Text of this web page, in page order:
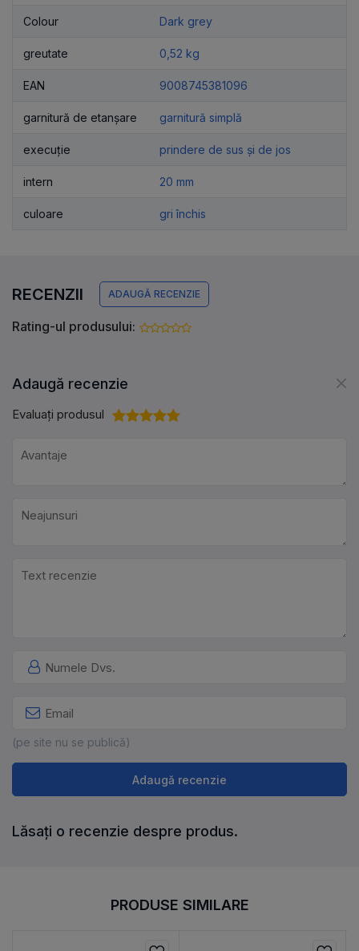
Colour Dark grey
greutate 0,52 kg
EAN 9008745381096
garnitură de etanșare garnitură simplă
execuție prindere de sus și de jos
intern 20 mm
culoare gri închis
RECENZII ADAUGĂ RECENZIE
Rating-ul produsului:
Adaugă recenzie
Evaluați produsul
(pe site nu se publică)
Adaugă recenzie
Lăsați o recenzie despre produs.
PRODUSE SIMILARE